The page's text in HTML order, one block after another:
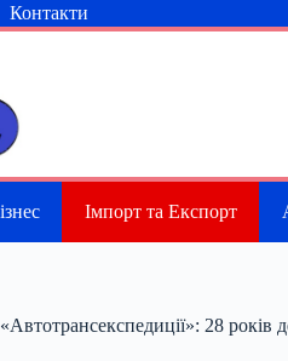
Контакти
Імпорт та Експорт
28 років